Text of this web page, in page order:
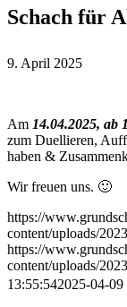
Schach für
9. April 2025
Am 14.04.2025, ab
zum Duellieren,
haben &
Wir freuen uns. 🙂
https://
content/uploads/
https://
content/uploads/
13:55:542025-04-